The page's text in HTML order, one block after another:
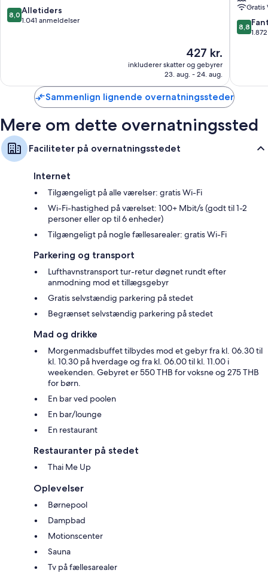
topkarakter til de rene værelser på overnatningsstedet.
Ekstra senge (tillægsgebyr) og gratis vugger/barnesenge
Badeværelser med designertoiletartikler og bideter
Garderobe eller klædeskab, køleskabe og daglig rengøring
8.0
ud
8,0 Alletiders
1.041 anmeldelser
Prisen
427 kr.
427 kr.
inkluderer skatter og gebyrer
23. aug. - 24. aug.
Hotels
Gratis
8.8
ud
8,8
Sammenlign lignende overnatningssteder
Mere om dette overnatningssted
Faciliteter på overnatningsstedet
Internet
Tilgængeligt på alle værelser: gratis Wi-Fi
Wi-Fi-hastighed på værelset: 100+ Mbit/s (godt til 1-2
personer eller op til 6 enheder)
Tilgængeligt på nogle fællesarealer: gratis Wi-Fi
Parkering og transport
Lufthavnstransport tur-retur døgnet rundt efter
anmodning mod et tillægsgebyr
Gratis selvstændig parkering på stedet
Begrænset selvstændig parkering på stedet
Mad og drikke
Morgenmadsbuffet tilbydes mod et gebyr fra kl. 06.30 til
kl. 10.30 på hverdage og fra kl. 06.00 til kl. 11.00 i
weekenden. Gebyret er 550 THB for voksne og 275 THB
for børn.
En bar ved poolen
En bar/lounge
En restaurant
Restauranter på stedet
Thai Me Up
Oplevelser
Børnepool
Dampbad
Motionscenter
Sauna
Tv på fællesarealer